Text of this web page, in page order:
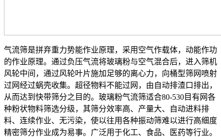
气流筛是拼弃重力势能作业原理，采用空气作载体，动能作功
的作业原理。通过负压气流将玻璃粉与空气混合后，进入筛机
风轮中间，通过风轮叶片施加足够的离心力，向桶型筛网喷射
过网经过蜗壳收集。超径物料不能过网，由自动排渣口排出，
从而达到快带筛分之目的。玻璃粉气流筛适合80-530目有网各
种粉状物料筛选分级，其筛分效率高、产量大、自动进料排
料、连续作业、无污染，使以往用各种振动筛难以进行高细度
精密筛分作业成为易事。广泛用于化工、食品、医药等行业。